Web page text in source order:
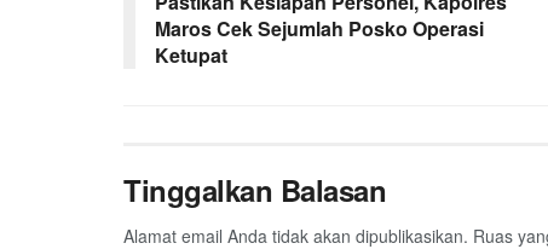
Maros Cek Sejumlah Posko Operasi
Ketupat
Tinggalkan Balasan
Alamat email Anda tidak akan dipublikasikan. Ruas